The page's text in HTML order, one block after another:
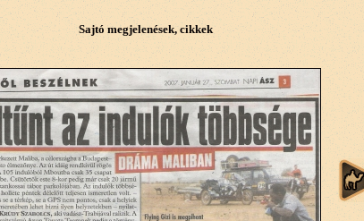
Sajtó megjelenések, cikkek